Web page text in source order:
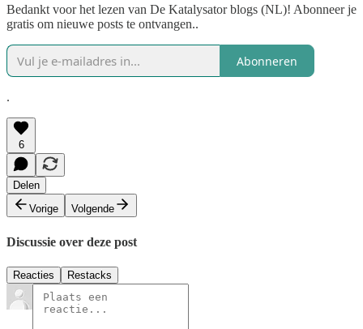
Bedankt voor het lezen van De Katalysator blogs (NL)! Abonneer je
gratis om nieuwe posts te ontvangen..
Abonneren
.
6
Delen
Vorige
Volgende
Discussie over deze post
Reacties Restacks